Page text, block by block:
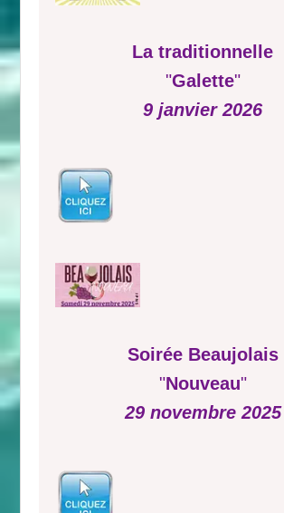
La traditionnelle
"Galette"
9 janvier 2026
Soirée Beaujolais
"Nouveau"
29 novembre 2025